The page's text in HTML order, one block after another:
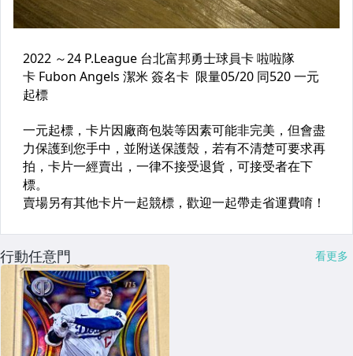
行動任意門 看更多